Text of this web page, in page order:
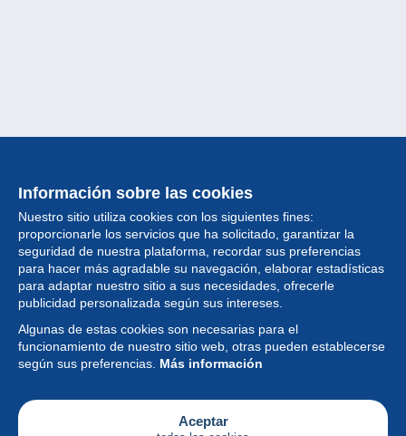
Información sobre las cookies
Nuestro sitio utiliza cookies con los siguientes fines:
proporcionarle los servicios que ha solicitado, garantizar la
seguridad de nuestra plataforma, recordar sus preferencias
para hacer más agradable su navegación, elaborar estadísticas
para adaptar nuestro sitio a sus necesidades, ofrecerle
publicidad personalizada según sus intereses.
Algunas de estas cookies son necesarias para el
funcionamiento de nuestro sitio web, otras pueden establecerse
según sus preferencias. Más información
Aceptar
Colección
Noticias
Funcionalidad
Empresa